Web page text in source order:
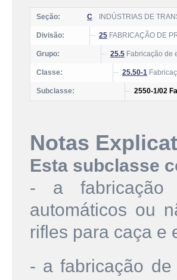
Seção: C INDÚSTRIAS DE
Divisão: 25 FABRICAÇÃO DE
Grupo: 25.5 Fabricação de
Classe: 25.50-1
Subclasse: 2550-1/02
Notas
Esta subclasse
- a fabricação
automáticos ou
rifles para caça e
- a fabricação